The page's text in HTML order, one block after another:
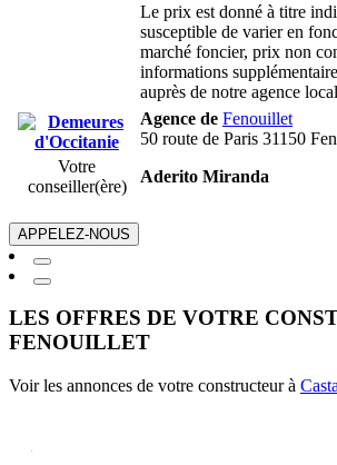
Le prix est donné à titre
susceptible de varier en
marché foncier, prix non
informations
auprès de notre agence
Agence de Fenouillet
50 route de Paris 31150
Votre
conseiller(ère)
Aderito Miranda
APPELEZ-NOUS
LES OFFRES DE VOTRE
FENOUILLET
Voir les annonces de votre constructeur à